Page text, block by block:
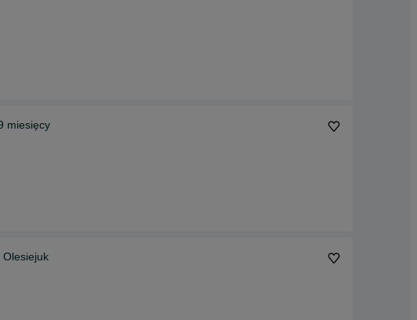
miesięcy
Olesiejuk